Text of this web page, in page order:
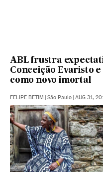
ABL frustra
Conceição Evaristo e
como novo imortal
FELIPE BETIM | São Paulo | AUG 31,